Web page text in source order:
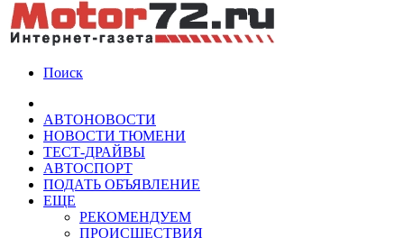
Поиск
АВТОНОВОСТИ
НОВОСТИ ТЮМЕНИ
ТЕСТ-ДРАЙВЫ
АВТОСПОРТ
ПОДАТЬ ОБЪЯВЛЕНИЕ
ЕЩЕ
РЕКОМЕНДУЕМ
ПРОИСШЕСТВИЯ